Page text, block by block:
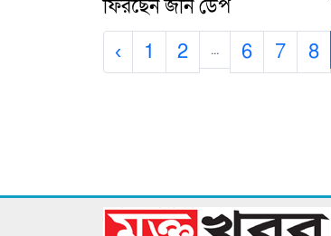
ফিরছেন জনি ডেপ
‹ 1 2 ... 6 7 8